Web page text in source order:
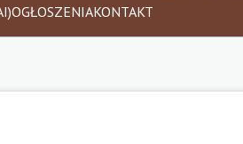
OGŁOSZENIAKONTAKT